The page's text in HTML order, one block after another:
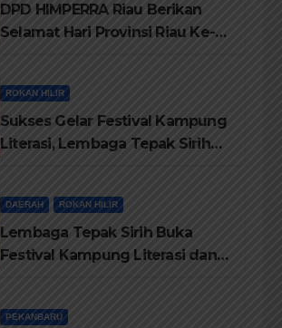
DPD HIMPERRA Riau Berikan
Selamat Hari Provinsi Riau Ke-
ROKAN HILIR
Sukses Gelar Festival Kampung
Literasi, Lembaga Tepak Sirih
DAERAH ROKAN HILIR
Lembaga Tepak Sirih Buka
Festival Kampung Literasi dan
PEKANBARU